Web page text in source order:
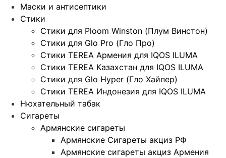
Маски и антисептики
Стики
Стики для Ploom Winston (Плум Винстон)
Стики для Glo Pro (Гло Про)
Стики TEREA Армения для IQOS ILUMA
Стики TEREA Казахстан для IQOS ILUMA
Стики для Glo Hyper (Гло Хайпер)
Стики TEREA Индонезия для IQOS ILUMA
Нюхательный табак
Сигареты
Армянские сигареты
Армянские Сигареты акциз РФ
Армянские сигареты акциз Армения